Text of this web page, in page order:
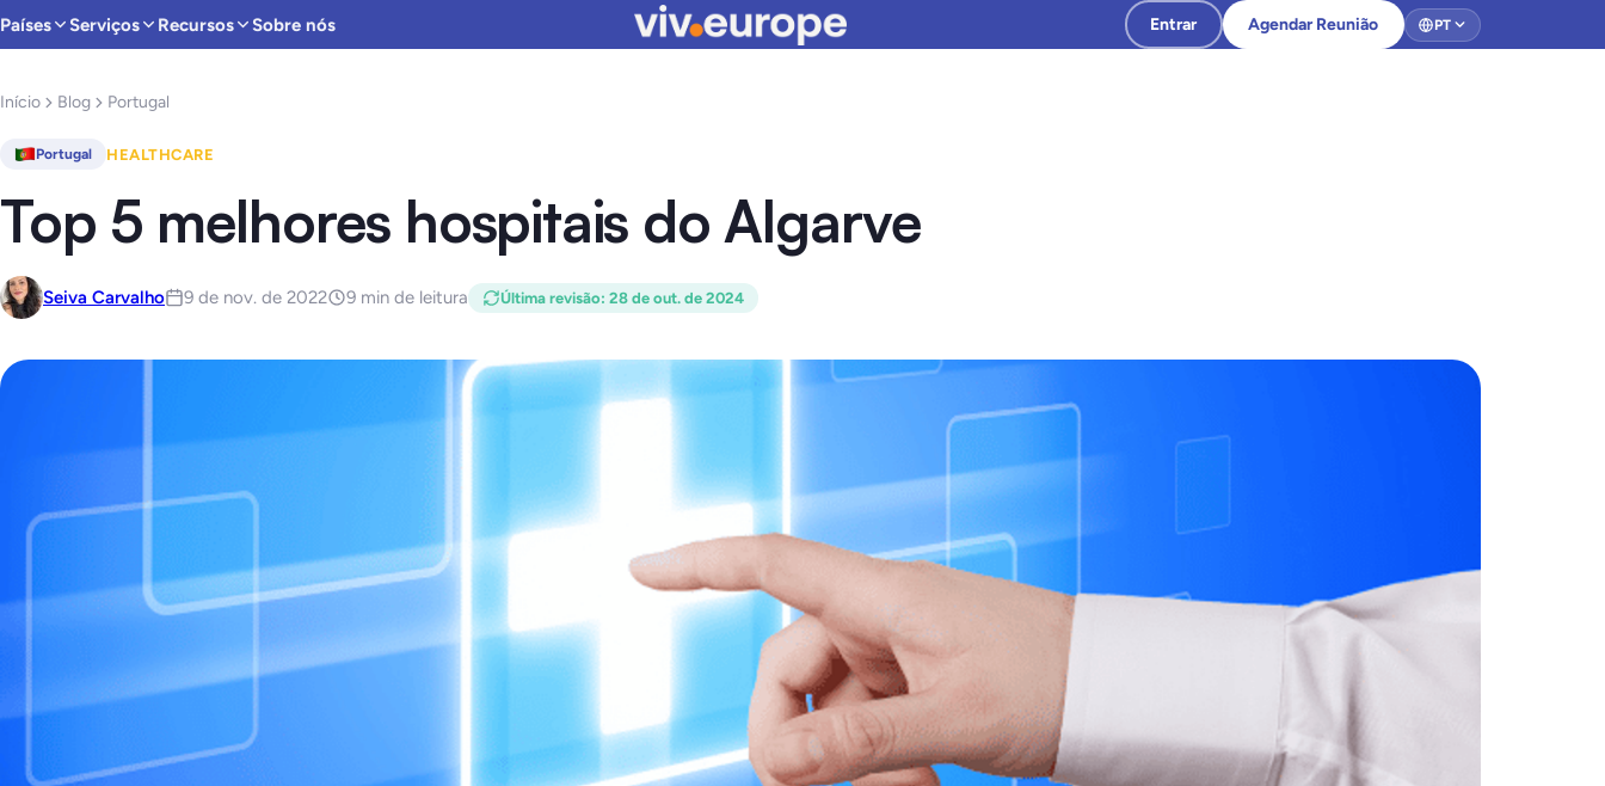
Países Serviços Recursos Sobre nós Entrar Agendar Reunião PT
Início Blog Portugal
Portugal HEALTHCARE
Top 5 melhores hospitais do Algarve
Seiva Carvalho 9 de nov. de 2022 9 min de leitura Última revisão: 28 de out. de 2024